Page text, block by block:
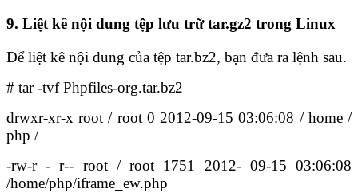
9. Liệt kê nội dung tệp lưu trữ tar.gz2 trong Linux
Để liệt kê nội dung của tệp tar.bz2, bạn đưa ra lệnh sau.
# tar -tvf Phpfiles-org.tar.bz2
drwxr-xr-x root / root 0 2012-09-15 03:06:08 / home /
php /
-rw-r - r-- root / root 1751 2012- 09-15 03:06:08
/home/php/iframe_ew.php